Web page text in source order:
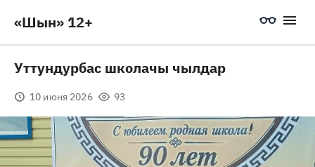
«Шын» 12+
Уттундурбас школачы чылдар
10 июня 2026 93